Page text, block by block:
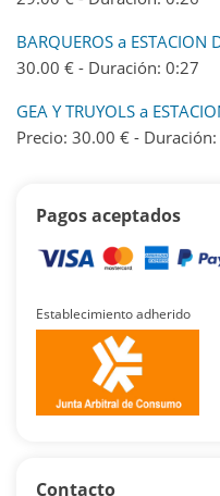
BARQUEROS a ESTACION
30.00 € - Duración: 0:27
GEA Y TRUYOLS a
Precio: 30.00 € -
Pagos aceptados
Establecimiento adherido
Contacto